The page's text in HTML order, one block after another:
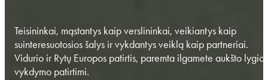
Teisininkai, mąstantys kaip verslininkai, veikiantys kaip
suinteresuotosios šalys ir vykdantys veiklą kaip partneriai.
Vidurio ir Rytų Europos patirtis, paremta ilgamete aukšto lygio
vykdymo patirtimi.